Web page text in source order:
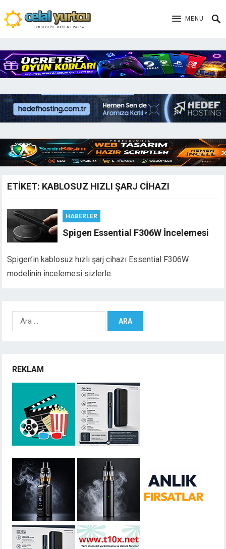
MENU
ETIKET: KABLOSUZ HIZLI ŞARJ CIHAZI
HABERLER
Spigen Essential F306W İncelemesi
Spigen’in kablosuz hızlı şarj cihazı Essential F306W
modelinin incelemesi sizlerle.
Arama:
REKLAM